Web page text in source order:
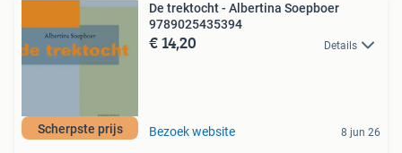
Scherpste prijs
De trektocht - Albertina Soepboer
9789025435394
€ 14,20 Details
Bezoek website 8 jun 26